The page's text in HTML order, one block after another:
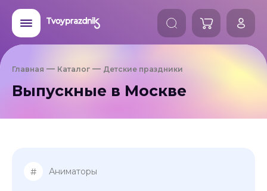
Главная Каталог Детские праздники
Выпускные в Москве
# Аниматоры